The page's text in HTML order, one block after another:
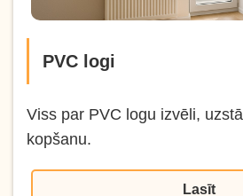
PVC logi
Viss par PVC logu izvēli,
kopšanu.
Lasīt